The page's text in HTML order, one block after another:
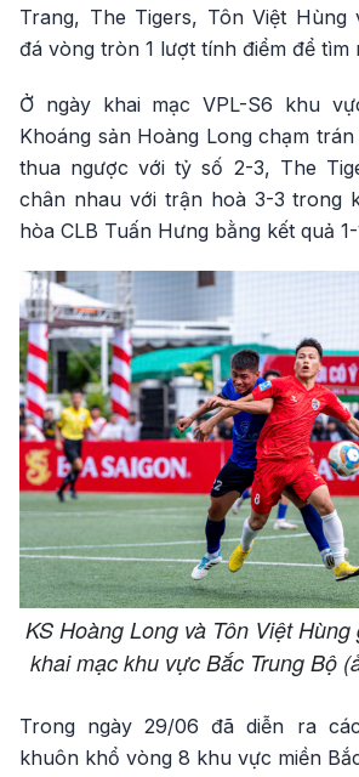
Trang, The Tigers, Tôn Việt Hùng
đá vòng tròn 1 lượt tính điểm để tìm
Ở ngày khai mạc VPL-S6 khu
Khoáng sản Hoàng Long chạm
thua ngược với tỷ số 2-3, The
chân nhau với trận hoà 3-3 trong
hòa CLB Tuấn Hưng bằng kết quả 1-
KS Hoàng Long và Tôn Việt
khai mạc khu vực Bắc Trung Bộ
Trong ngày 29/06 đã diễn ra
khuôn khổ vòng 8 khu vực miền